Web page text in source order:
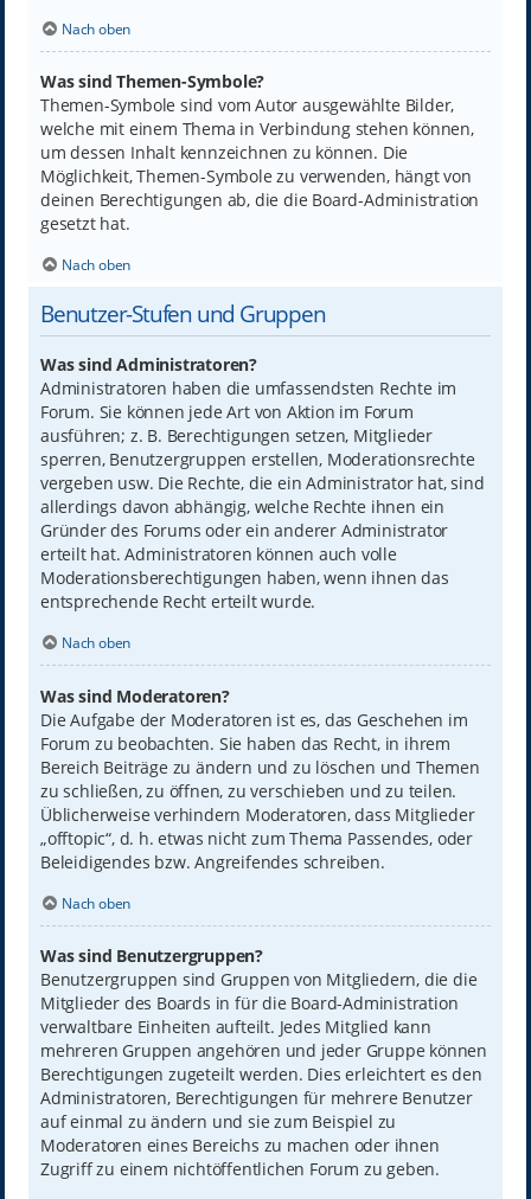
Nach oben
Was sind Themen-Symbole?
Themen-Symbole sind vom Autor ausgewählte Bilder,
welche mit einem Thema in Verbindung stehen können,
um dessen Inhalt kennzeichnen zu können. Die
Möglichkeit, Themen-Symbole zu verwenden, hängt von
deinen Berechtigungen ab, die die Board-Administration
gesetzt hat.
Nach oben
Benutzer-Stufen und Gruppen
Was sind Administratoren?
Administratoren haben die umfassendsten Rechte im
Forum. Sie können jede Art von Aktion im Forum
ausführen; z. B. Berechtigungen setzen, Mitglieder
sperren, Benutzergruppen erstellen, Moderationsrechte
vergeben usw. Die Rechte, die ein Administrator hat, sind
allerdings davon abhängig, welche Rechte ihnen ein
Gründer des Forums oder ein anderer Administrator
erteilt hat. Administratoren können auch volle
Moderationsberechtigungen haben, wenn ihnen das
entsprechende Recht erteilt wurde.
Nach oben
Was sind Moderatoren?
Die Aufgabe der Moderatoren ist es, das Geschehen im
Forum zu beobachten. Sie haben das Recht, in ihrem
Bereich Beiträge zu ändern und zu löschen und Themen
zu schließen, zu öffnen, zu verschieben und zu teilen.
Üblicherweise verhindern Moderatoren, dass Mitglieder
„offtopic“, d. h. etwas nicht zum Thema Passendes, oder
Beleidigendes bzw. Angreifendes schreiben.
Nach oben
Was sind Benutzergruppen?
Benutzergruppen sind Gruppen von Mitgliedern, die die
Mitglieder des Boards in für die Board-Administration
verwaltbare Einheiten aufteilt. Jedes Mitglied kann
mehreren Gruppen angehören und jeder Gruppe können
Berechtigungen zugeteilt werden. Dies erleichtert es den
Administratoren, Berechtigungen für mehrere Benutzer
auf einmal zu ändern und sie zum Beispiel zu
Moderatoren eines Bereichs zu machen oder ihnen
Zugriff zu einem nichtöffentlichen Forum zu geben.